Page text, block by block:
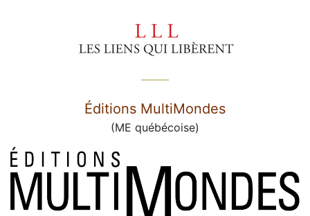
Éditions MultiMondes
(ME québécoise)